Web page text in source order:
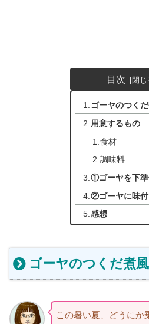
目次
ゴーヤのつく
用意するもの
食材
調味料
①ゴーヤを下準
②ゴーヤに味付
感想
ゴーヤのつくだ煮風
この暑い夏、どうにか